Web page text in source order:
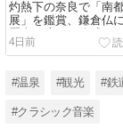
灼熱下の奈良で「南
展」を鑑賞、鎌倉仏
歴史の流れを体感する
4日前
#温泉 #観光 #鉄
#クラシック音楽